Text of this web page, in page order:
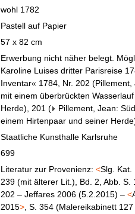
wohl 1782
Pastell auf Papier
57 x 82 cm
Erwerbung nicht näher belegt.
Karoline Luises dritter Parisreise
Inventar« 1784, Nr. 202
mit einem überbrückten
Herde), 201 (
Pillement, Jean:
einem Hirtenpaar und seiner Herde
Staatliche Kunsthalle Karlsruhe
699
Literatur zur Provenienz: <Slg. Kat.
239 (mit älterer Lit.), Bd. 2, Abb. S.
202 – Jeffares 2006 (5.2.2015) – <
2015>, S. 354 (Malereikabinett